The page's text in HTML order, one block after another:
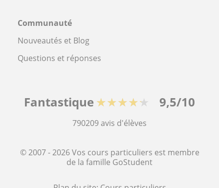
Communauté
Nouveautés et Blog
Questions et réponses
Fantastique ★★★★★ 9,5/10
790209avis d'élèves
© 2007 - 2026 Vos cours particuliers est membre
de la famille GoStudent